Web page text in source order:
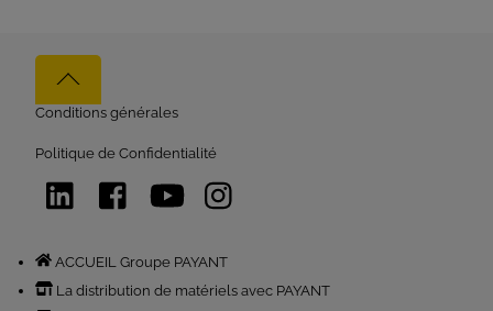
Back
to
Conditions générales
Politique de Confidentialité
LinkedIn FacebookYouTube
ACCUEIL Groupe PAYANT
La distribution de matériels avec PAYANT